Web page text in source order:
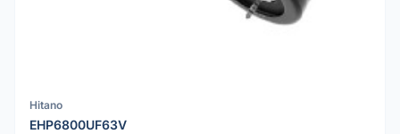
Hitano
EHP6800UF63V